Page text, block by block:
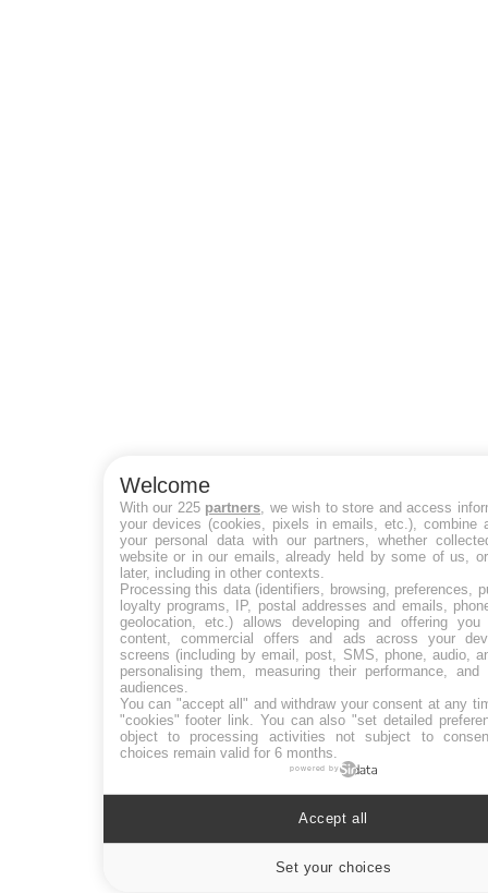
Welcome
With our 225 partners , we wish to store and access
your devices (cookies, pixels in emails, etc.), combine
your personal data with our partners, whether
website or in our emails, already held by some of us,
later, including in other contexts.
Processing this data (identifiers, browsing, preferences,
loyalty programs, IP, postal addresses and emails,
geolocation, etc.) allows developing and offering you
content, commercial offers and ads across your
screens (including by email, post, SMS, phone, audio,
personalising them, measuring their performance, and
audiences.
You can "accept all" and withdraw your consent at any
"cookies" footer link . You can also "set detailed
object to processing activities not subject to
choices remain valid for 6 months.
powered by
Set your choices
Accept all